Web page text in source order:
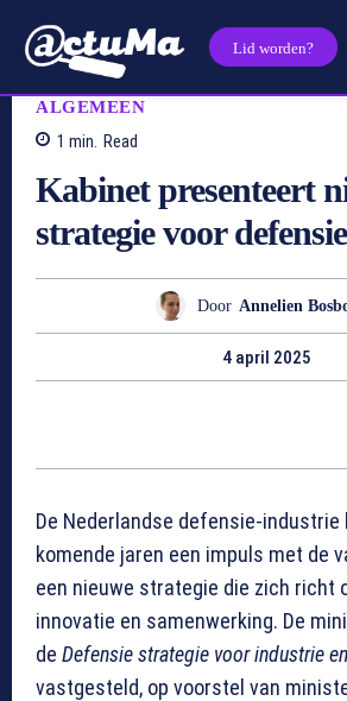
Lid worden?
ALGEMEEN
1 min. Read
Kabinet presenteert
strategie voor
Door Annelien
4 april 2025
De Nederlandse defensie-industrie
komende jaren een impuls met de
een nieuwe strategie die zich richt
innovatie en samenwerking. De
de Defensie strategie voor industrie
vastgesteld, op voorstel van